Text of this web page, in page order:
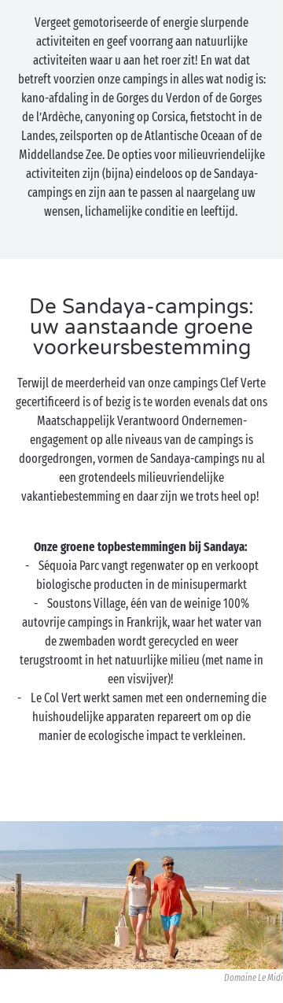
Vergeet gemotoriseerde of energie slurpende
activiteiten en geef voorrang aan natuurlijke
activiteiten waar u aan het roer zit! En wat dat
betreft voorzien onze campings in alles wat nodig is:
kano-afdaling in de Gorges du Verdon of de Gorges
de l’Ardèche, canyoning op Corsica, fietstocht in de
Landes, zeilsporten op de Atlantische Oceaan of de
Middellandse Zee. De opties voor milieuvriendelijke
activiteiten zijn (bijna) eindeloos op de Sandaya-
campings en zijn aan te passen al naargelang uw
wensen, lichamelijke conditie en leeftijd.
De Sandaya-campings:
uw aanstaande groene
voorkeursbestemming
Terwijl de meerderheid van onze campings Clef Verte
gecertificeerd is of bezig is te worden evenals dat ons
Maatschappelijk Verantwoord Ondernemen-
engagement op alle niveaus van de campings is
doorgedrongen, vormen de Sandaya-campings nu al
een grotendeels milieuvriendelijke
vakantiebestemming en daar zijn we trots heel op!
Onze groene topbestemmingen bij Sandaya:
- Séquoia Parc vangt regenwater op en verkoopt
biologische producten in de minisupermarkt
- Soustons Village, één van de weinige 100%
autovrije campings in Frankrijk, waar het water van
de zwembaden wordt gerecycled en weer
terugstroomt in het natuurlijke milieu (met name in
een visvijver)!
- Le Col Vert werkt samen met een onderneming die
huishoudelijke apparaten repareert om op die
manier de ecologische impact te verkleinen.
Domaine Le Midi